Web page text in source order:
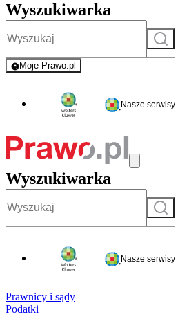
Wyszukiwarka
Szukaj
Moje Prawo.pl
- rejestracja i logowanie do serwisu
Nasze serwisy
Wyszukiwarka
Szukaj
Nasze serwisy
Prawnicy i sądy
Podatki